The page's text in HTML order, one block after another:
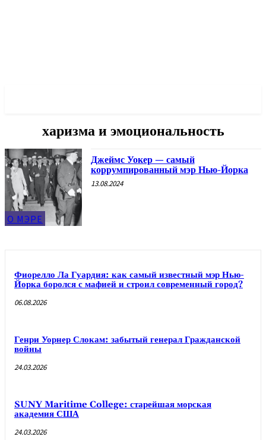
харизма и эмоциональность
О МЭРЕ
Джеймс Уокер — самый
коррумпированный мэр Нью-Йорка
13.08.2024
Фиорелло Ла Гуардия: как самый известный мэр Нью-
Йорка боролся с мафией и строил современный город?
06.08.2026
Генри Уорнер Слокам: забытый генерал Гражданской
войны
24.03.2026
SUNY Maritime College: старейшая морская
академия США
24.03.2026